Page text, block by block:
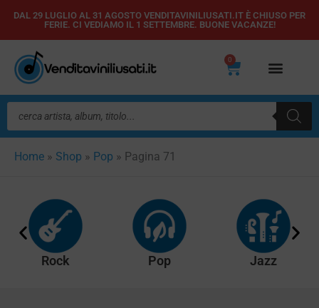
Vai
contenuto
DAL 29 LUGLIO AL 31 AGOSTO VENDITAVINILIUSATI.IT È CHIUSO PER
FERIE. CI VEDIAMO IL 1 SETTEMBRE. BUONE VACANZE!
0
Carrello
Ricerca
prodotti
Home » Shop » Pop » Pagina 71
Rock Pop Jazz